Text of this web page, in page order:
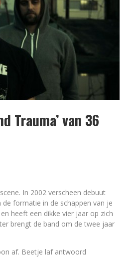
Trauma’ van 36
In 2002 verscheen debuut
de formatie in de schappen van je
heeft een dikke vier jaar op zich
brengt de band om de twee jaar
af. Beetje laf antwoord